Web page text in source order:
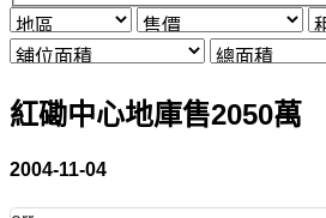
紅磡中心地庫售2050萬
2004-11-04